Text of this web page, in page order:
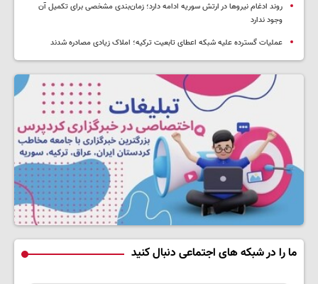
روند ادغام نیروها در ارتش سوریه ادامه دارد؛ زمان‌بندی مشخصی برای تکمیل آن
وجود ندارد
عملیات گسترده علیه شبکه اعطای تابعیت ترکیه؛ املاک زیادی مصادره شدند
ما را در شبکه های اجتماعی دنبال کنید